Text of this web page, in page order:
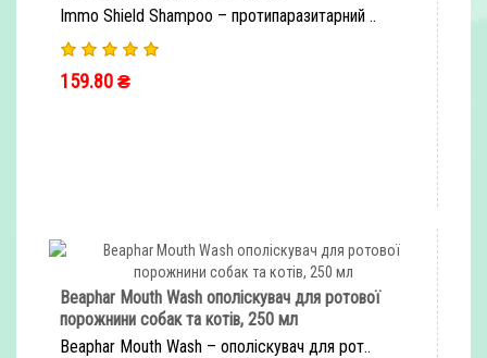
Immo Shield Shampoo – протипаразитарний ..
159.80 ₴
Beaphar Mouth Wash ополіскувач для ротової
порожнини собак та котів, 250 мл
Beaphar Mouth Wash – ополіскувач для рот..